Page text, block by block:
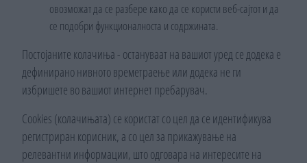
овозможат да се разбере како да се користи веб-сајтот и да
се подобри функционалноста и содржината.
Постојаните колачиња - остануваат на вашиот уред се додека е
дефинирано нивното времетраење или додека не ги
избришете во вашиот интернет пребарувач.
Cookies (колачињата) се користат со цел да се идентификува
регистриран корисник, а со цел за прикажување на
релевантни информации, што одговара на интересите на